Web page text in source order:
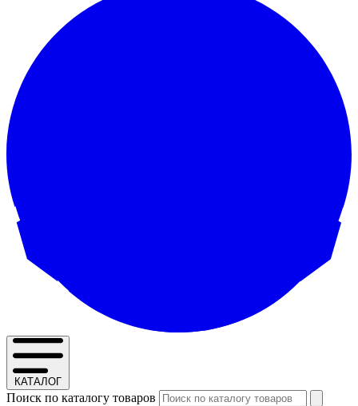
КАТАЛОГ
Поиск по каталогу товаров